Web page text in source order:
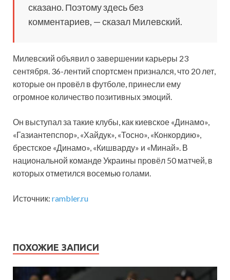
сказано. Поэтому здесь без
комментариев, — сказал Милевский.
Милевский объявил о завершении карьеры 23
сентября. 36-лентий спортсмен признался, что 20 лет,
которые он провёл в футболе, принесли ему
огромное количество позитивных эмоций.
Он выступал за такие клубы, как киевское «Динамо»,
«Газиантепспор», «Хайдук», «Тосно», «Конкордию»,
брестское «Динамо», «Кишварду» и «Минай». В
национальной команде Украины провёл 50 матчей, в
которых отметился восемью голами.
Источник: rambler.ru
ПОХОЖИЕ ЗАПИСИ